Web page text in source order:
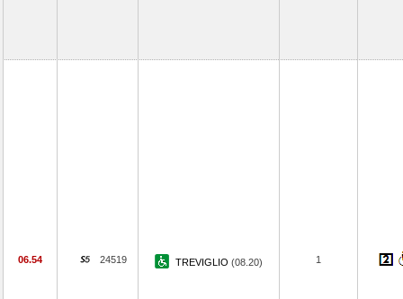
06.54 24519 TREVIGLIO (08.20) 1